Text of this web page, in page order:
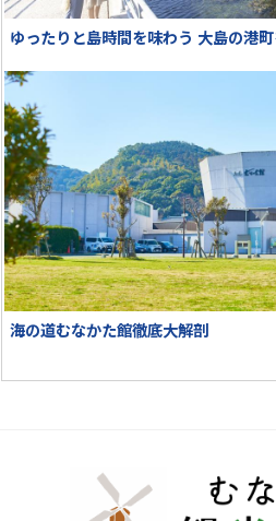
ゆったりと島時間を味わう 大島の港
海の道むなかた館徹底大解剖